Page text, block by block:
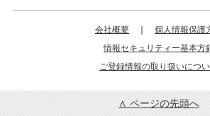
会社概要
個人情報保護
情報セキュリティー基本方
ご登録情報の取り扱いにつ
∧ ページの先頭へ